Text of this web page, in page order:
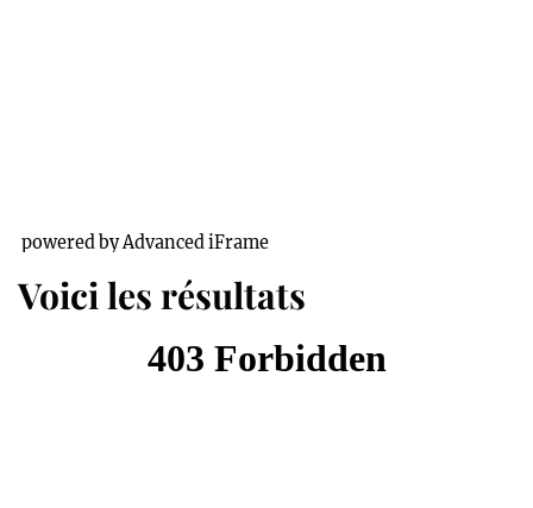
powered by Advanced iFrame
Voici les résultats